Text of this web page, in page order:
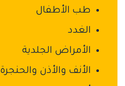
طب الأطفال
الغدد
الأمراض الجلدية
الأنف والأذن والحنجرة